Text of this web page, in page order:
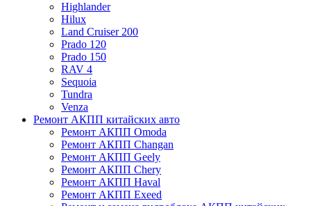
Highlander
Hilux
Land Cruiser 200
Prado 120
Prado 150
RAV 4
Sequoia
Tundra
Venza
Ремонт АКПП китайских авто
Ремонт АКПП Omoda
Ремонт АКПП Changan
Ремонт АКПП Geely
Ремонт АКПП Chery
Ремонт АКПП Haval
Ремонт АКПП Exeed